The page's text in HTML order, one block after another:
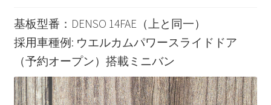
基板型番：DENSO 14FAE（上と同一）
採用車種例: ウエルカムパワースライドドア
（予約オープン）搭載ミニバン